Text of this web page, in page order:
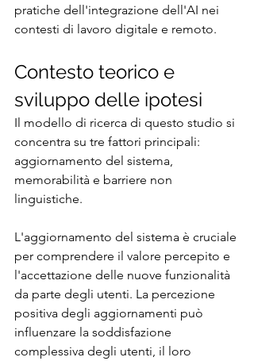
pratiche dell'integrazione dell'AI nei
contesti di lavoro digitale e remoto.
Contesto teorico e
sviluppo delle ipotesi
Il modello di ricerca di questo studio si
concentra su tre fattori principali:
aggiornamento del sistema,
memorabilità e barriere non
linguistiche.
L'aggiornamento del sistema è cruciale
per comprendere il valore percepito e
l'accettazione delle nuove funzionalità
da parte degli utenti. La percezione
positiva degli aggiornamenti può
influenzare la soddisfazione
complessiva degli utenti, il loro